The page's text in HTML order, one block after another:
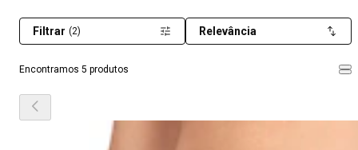
Encontramos 5 produtos
Filtrar (2) Relevância